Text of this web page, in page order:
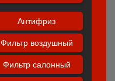
Антифриз
Фильтр воздушный
Фильтр салонный